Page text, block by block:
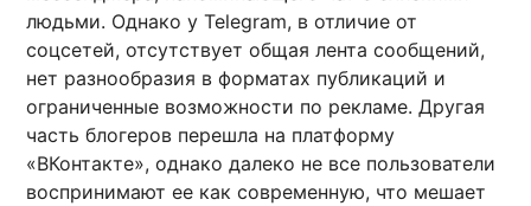
людьми. Однако у Telegram, в отличие от
соцсетей, отсутствует общая лента сообщений,
нет разнообразия в форматах публикаций и
ограниченные возможности по рекламе. Другая
часть блогеров перешла на платформу
«ВКонтакте», однако далеко не все пользователи
воспринимают ее как современную, что мешает